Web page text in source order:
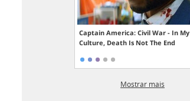
Captain America: Civil War - In My
Culture, Death Is Not The End
Mostrar mais